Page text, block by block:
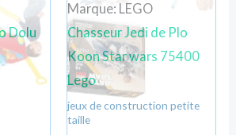
Dolu
Marque: LEGO
Chasseur Jedi de Plo
Koon Star wars 75400
Lego
jeux de construction petite
taille